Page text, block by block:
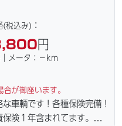
(税込み) ：
円
メータ：－km
が御座います。
車輌です！各種保険完備！
険１年含まれてます。全国